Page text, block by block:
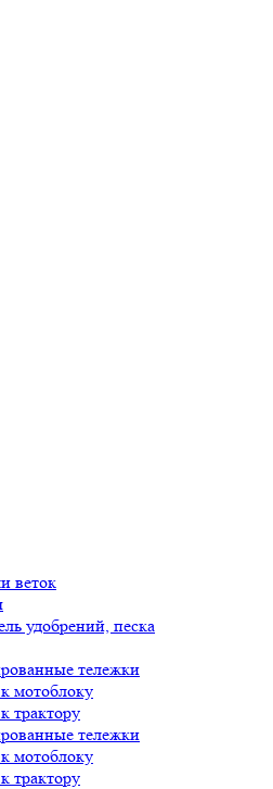
веток
удобрений, песка
тележки
мотоблоку
трактору
тележки
мотоблоку
трактору